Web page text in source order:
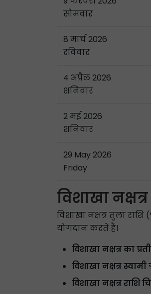
सोमवार
8 मार्च 2026
रविवार
4 अप्रैल 2026
शनिवार
2 मई 2026
शनिवार
29 May 2026
Friday
विशाखा
विशाखा नक्षत्र तुला
योगदान करते हैं।
विशाखा नक्षत्र का
विशाखा नक्षत्र स्वामी
विशाखा नक्षत्र राशि